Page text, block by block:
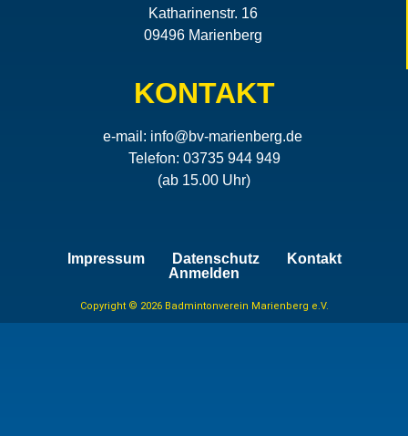
Katharinenstr. 16
09496 Marienberg
KONTAKT
e-mail: info@bv-marienberg.de
Telefon: 03735 944 949
(ab 15.00 Uhr)
Impressum Datenschutz
Kontakt
Anmelden
Copyright © 2026 Badmintonverein Marienberg e.V.